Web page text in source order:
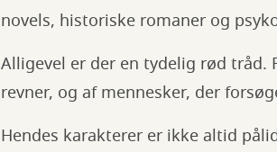
novels, historiske romaner og
Alligevel er der en tydelig rød
revner, og af mennesker, der
Hendes karakterer er ikke altid